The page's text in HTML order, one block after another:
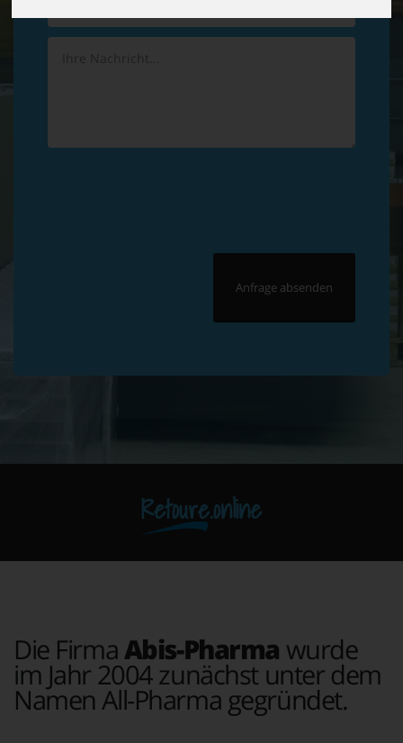
Retoure.online
Die Firma Abis-Pharma wurde
im Jahr 2004 zunächst unter dem
Namen All-Pharma gegründet.